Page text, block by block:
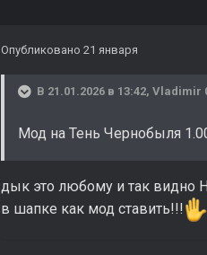
Опубликовано 21 января
В 21.01.2026 в 13:42, Vladimir
Мод на Тень Чернобыля
дык это любому и так видно
в шапке как мод ставить!!!